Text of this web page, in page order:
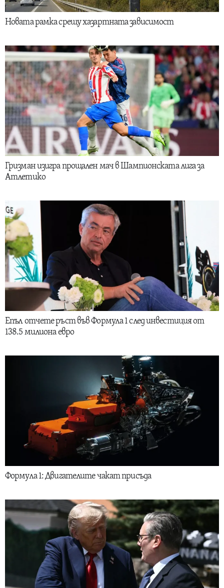
Новата рамка срещу хазартната зависимост
Гризман изигра прощален мач в Шампионската лига за
Атлетико
Епъл отчете ръст във Формула 1 след инвестиция от
138.5 милиона евро
Формула 1: Двигателите чакат присъда